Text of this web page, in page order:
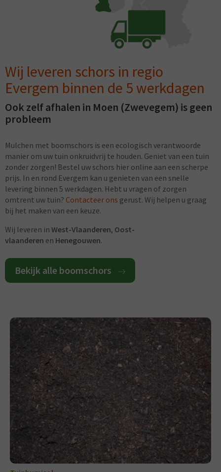
Wij leveren schors in regio
Evergem binnen de 5 werkdagen
Ook zelf afhalen in Moen (Zwevegem) is geen
probleem
Mulchen met boomschors is een ecologisch verantwoorde
manier om uw tuin onkruidvrij te houden. Geniet van een tuin
zonder zorgen! Bestel uw schors hier online aan een scherpe
prijs. In en rond Evergem kan u genieten van een snelle
levering binnen 5 werkdagen. Hebt u vragen of zorgen
omtrent uw tuin? Contacteer ons gerust. Wij helpen u graag
bij het maken van een keuze.
Wij leveren in West-Vlaanderen, Oost-
vlaanderen en Henegouwen.
Bekijk alle boomschors